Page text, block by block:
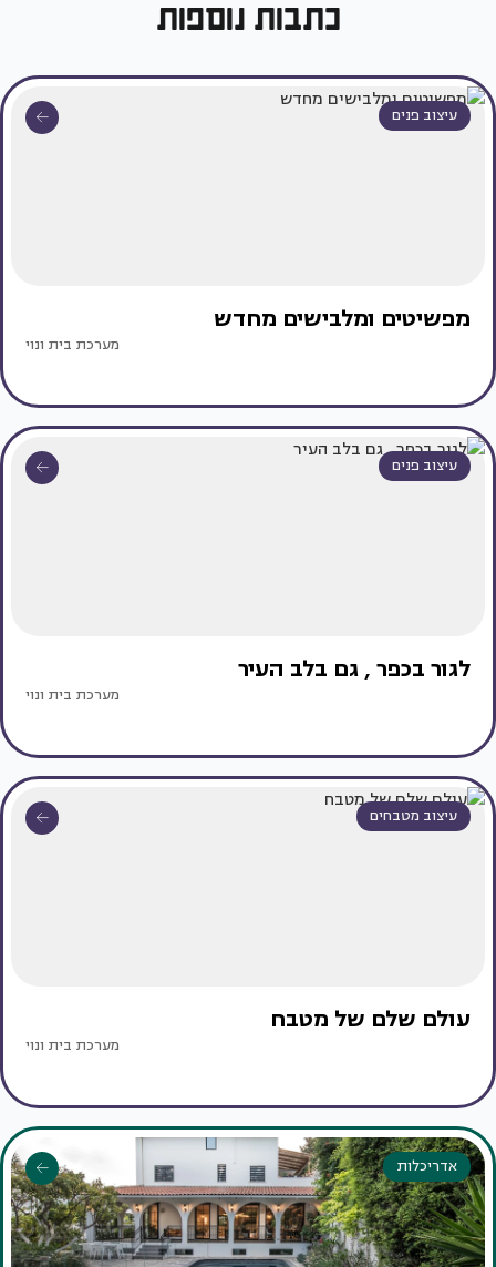
כתבות נוספות
עיצוב פנים
מפשיטים ומלבישים מחדש
מערכת בית ונוי
עיצוב פנים
לגור‭ ‬בכפר‭, ‬ גם‭ ‬בלב‭ ‬העיר
מערכת בית ונוי
עיצוב מטבחים
עולם שלם של מטבח
מערכת בית ונוי
אדריכלות